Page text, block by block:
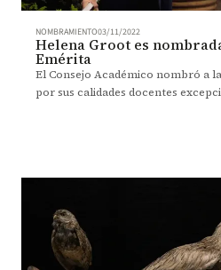
NOMBRAMIENTO03/11/2022
Helena Groot es
Emérita
El Consejo Académico nombró a
por sus calidades docentes